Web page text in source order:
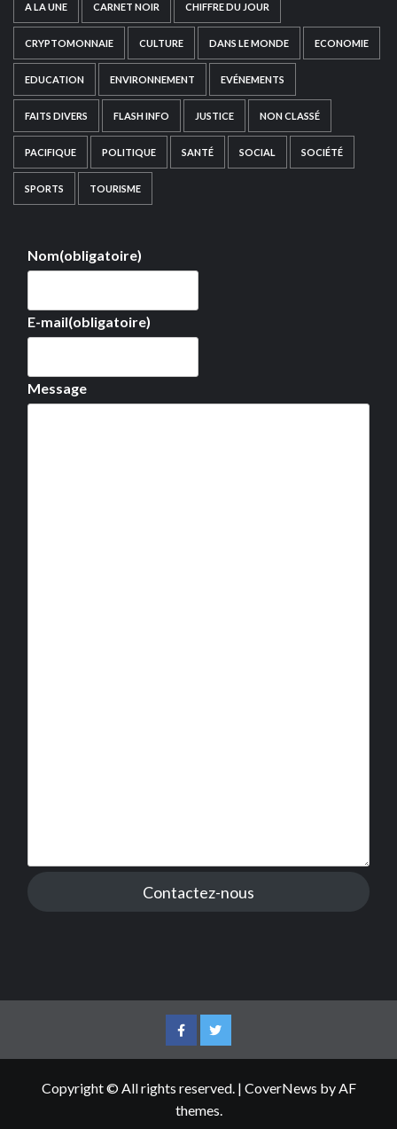
A LA UNE CARNET NOIR CHIFFRE DU JOUR
CRYPTOMONNAIE CULTURE DANS LE MONDE ECONOMIE
EDUCATION ENVIRONNEMENT EVÉNEMENTS
FAITS DIVERS FLASH INFO JUSTICE NON CLASSÉ
PACIFIQUE POLITIQUE SANTÉ SOCIAL SOCIÉTÉ
SPORTS TOURISME
Nom(obligatoire)
E-mail(obligatoire)
Message
Contactez-nous
FacebookTwitter
Copyright © All rights reserved. | CoverNews by AF
themes.